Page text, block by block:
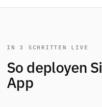
IN 3 SCHRITTEN LIVE
So deployen
App